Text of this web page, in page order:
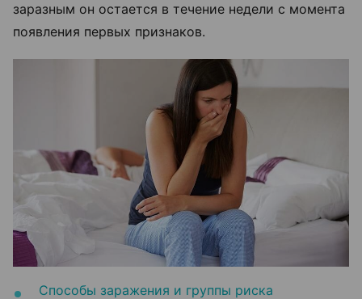
заразным он остается в течение недели с момента
появления первых признаков.
Способы заражения и группы риска